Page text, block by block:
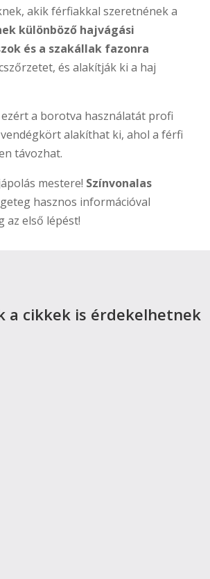
akik férfiakkal szeretnének a
különböző hajvágási
és a szakállak fazonra
és alakítják ki a haj
a borotva használatát profi
alakíthat ki, ahol a férfi
távozhat.
mestere! Színvonalas
hasznos információval
az első lépést!
a cikkek is érdekelhetnek